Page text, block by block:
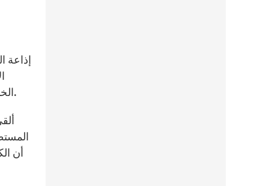
الخارجية للصرح البطريركي ـ لبنان، بحضور أمين سر دولة الفاتيكان للعلاقات مع الدول رئيس الأساقفة دومينيك مامبرتي.
أن